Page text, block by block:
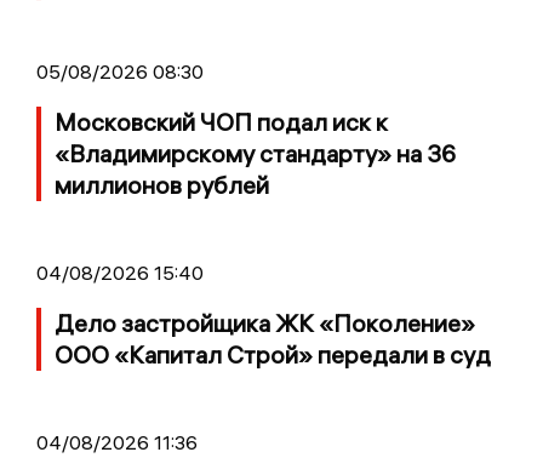
05/08/2026 08:30
Московский ЧОП подал иск к
«Владимирскому стандарту» на 36
миллионов рублей
04/08/2026 15:40
Дело застройщика ЖК «Поколение»
ООО «Капитал Строй» передали в суд
04/08/2026 11:36